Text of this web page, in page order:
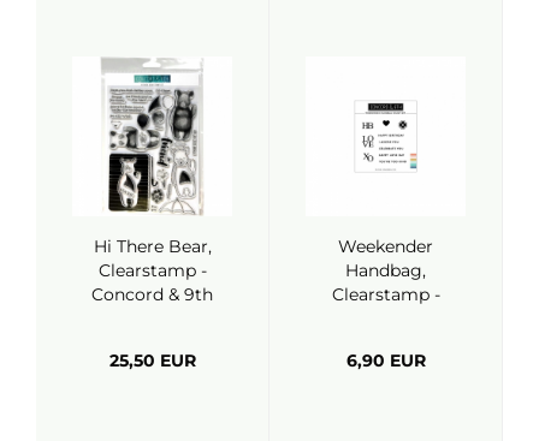
Hi There Bear,
Clearstamp -
Concord & 9th
25,50 EUR
Weekender
Handbag,
Clearstamp -
6,90 EUR